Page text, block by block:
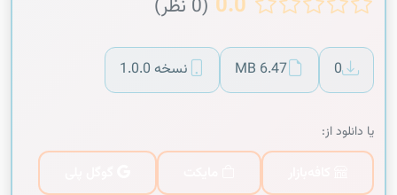
(0 نظر)
0
6.47 MB نسخه 1.0.0
یا دانلود از: